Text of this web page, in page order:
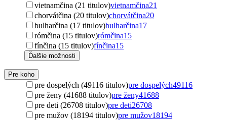
vietnamčina (21 titulov)vietnamčina21
chorvátčina (20 titulov)chorvátčina20
bulharčina (17 titulov)bulharčina17
rómčina (15 titulov)rómčina15
fínčina (15 titulov)fínčina15
Ďalšie možnosti
Pre koho
pre dospelých (49116 titulov)pre dospelých49116
pre ženy (41688 titulov)pre ženy41688
pre deti (26708 titulov)pre deti26708
pre mužov (18194 titulov)pre mužov18194